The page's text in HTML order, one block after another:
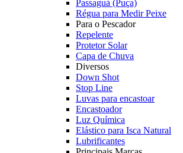
Passaguá (Puça)
Régua para Medir Peixe
Para o Pescador
Repelente
Protetor Solar
Capa de Chuva
Diversos
Down Shot
Stop Line
Luvas para encastoar
Encastoador
Luz Química
Elástico para Isca Natural
Lubrificantes